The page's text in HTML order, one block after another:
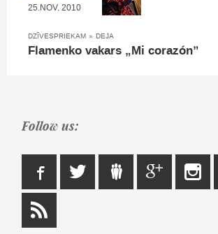
25.NOV, 2010
DZĪVESPRIEKAM » DEJA
Flamenko vakars „Mi corazón”
Follow us: